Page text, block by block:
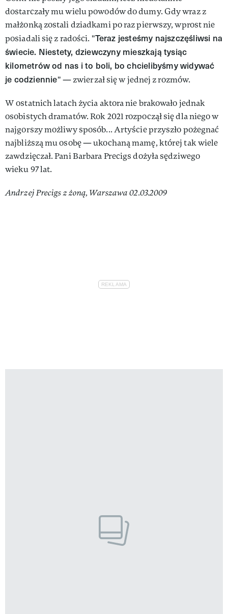
dostarczały mu wielu powodów do dumy. Gdy wraz z
małżonką zostali dziadkami po raz pierwszy, wprost nie
posiadali się z radości. "Teraz jesteśmy najszczęśliwsi na
świecie. Niestety, dziewczyny mieszkają tysiąc
kilometrów od nas i to boli, bo chcielibyśmy widywać
je codziennie" — zwierzał się w jednej z rozmów.
W ostatnich latach życia aktora nie brakowało jednak
osobistych dramatów. Rok 2021 rozpoczął się dla niego w
najgorszy możliwy sposób... Artyście przyszło pożegnać
najbliższą mu osobę — ukochaną mamę, której tak wiele
zawdzięczał. Pani Barbara Precigs dożyła sędziwego
wieku 97 lat.
Andrzej Precigs z żoną, Warszawa 02.03.2009